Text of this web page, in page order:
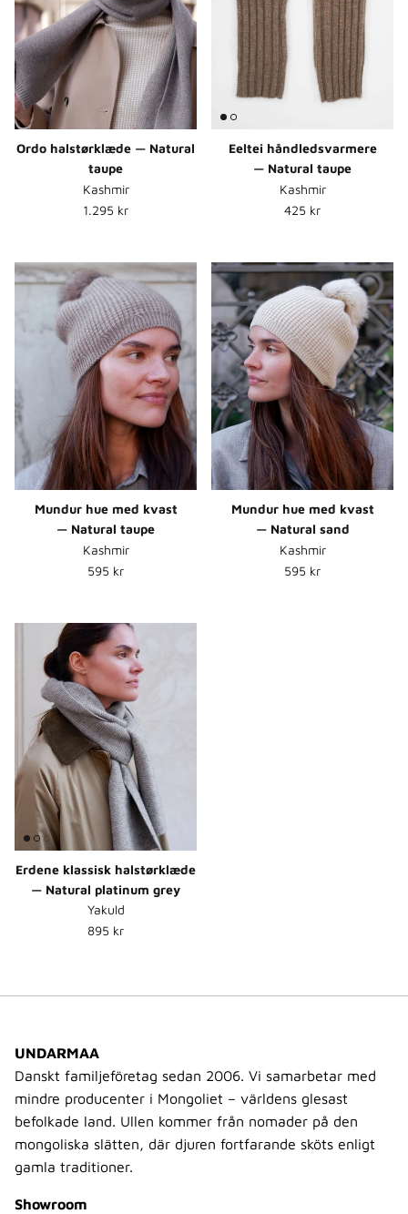
Ordo halstørklæde — Natural
taupe
Kashmir
Normalpris
1.295 kr
Eeltei håndledsvarmere
— Natural taupe
Kashmir
Normalpris
425 kr
Mundur hue med kvast
— Natural taupe
Kashmir
Normalpris
595 kr
Mundur hue med kvast
— Natural sand
Kashmir
Normalpris
595 kr
Erdene klassisk halstørklæde
— Natural platinum grey
Yakuld
Normalpris
895 kr
UNDARMAA
Danskt familjeföretag sedan 2006. Vi samarbetar med
mindre producenter i Mongoliet – världens glesast
befolkade land. Ullen kommer från nomader på den
mongoliska slätten, där djuren fortfarande sköts enligt
gamla traditioner.
Showroom